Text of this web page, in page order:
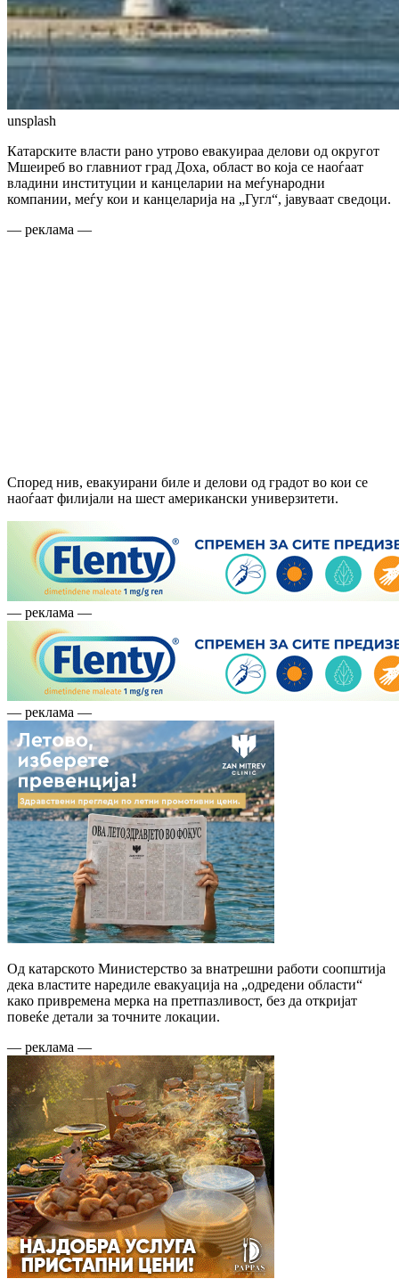
unsplash
Катарските власти рано утрово евакуираа делови од округот
Мшеиреб во главниот град Доха, област во која се наоѓаат
владини институции и канцеларии на меѓународни
компании, меѓу кои и канцеларија на „Гугл“, јавуваат сведоци.
— реклама —
Според нив, евакуирани биле и делови од градот во кои се
наоѓаат филијали на шест американски универзитети.
— реклама —
— реклама —
Од катарското Министерство за внатрешни работи соопштија
дека властите наредиле евакуација на „одредени области“
како привремена мерка на претпазливост, без да откријат
повеќе детали за точните локации.
— реклама —